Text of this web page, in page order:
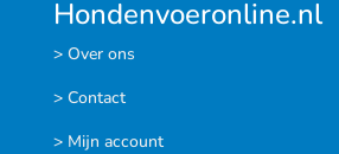
Hondenvoeronline.nl
> Over ons
> Contact
> Mijn account